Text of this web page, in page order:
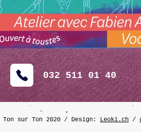
032 511 01 40
Ton sur Ton 2020 / Design: Leoki.ch /